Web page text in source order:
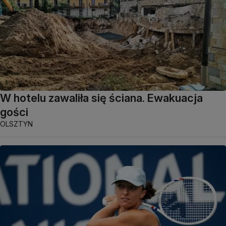
W hotelu zawaliła się ściana. Ewakuacja
gości
OLSZTYN